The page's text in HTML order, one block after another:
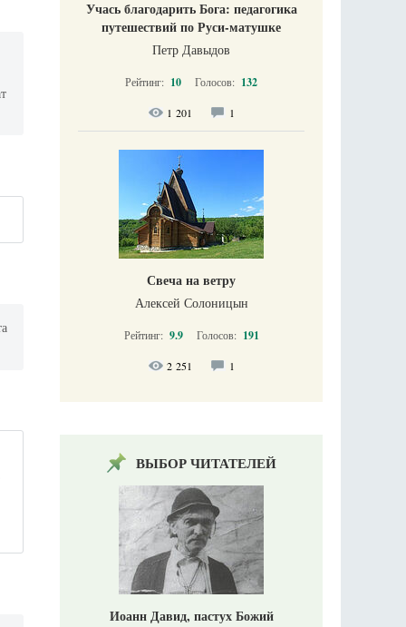
Учась благодарить Бога: педагогика
путешествий по Руси-матушке
Петр Давыдов
Рейтинг: 10 Голосов: 132
1 201 1
Свеча на ветру
Алексей Солоницын
Рейтинг: 9.9 Голосов: 191
2 251 1
ВЫБОР ЧИТАТЕЛЕЙ
Иоанн Давид, пастух Божий